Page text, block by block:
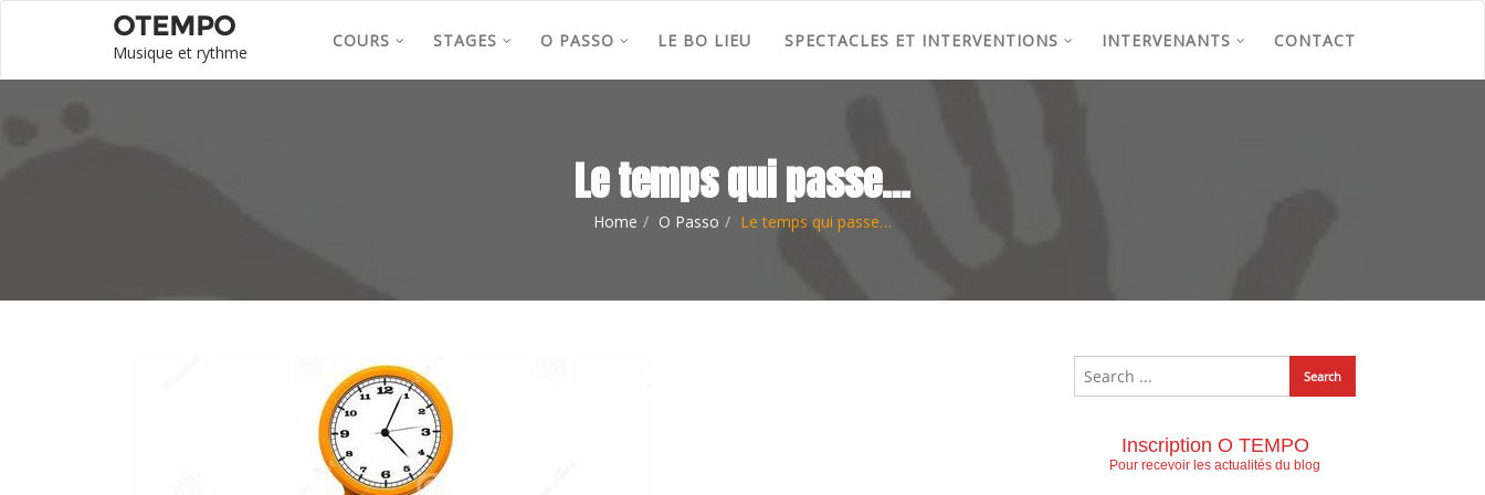
OTEMPO
Musique et rythme
COURS STAGES O PASSO LE BO LIEU SPECTACLES ET INTERVENTIONS INTERVENANTS CONTACT
Le temps qui passe…
Home O Passo Le temps qui passe…
Inscription O TEMPO
Pour recevoir les actualités du blog